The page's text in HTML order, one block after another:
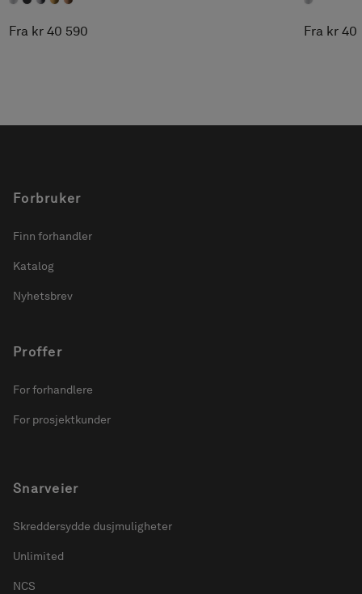
Fra kr 40 590 Fra kr 40
Forbruker
Finn forhandler
Katalog
Nyhetsbrev
Proffer
For forhandlere
For prosjektkunder
Snarveier
Skreddersydde dusjmuligheter
Unlimited
NCS